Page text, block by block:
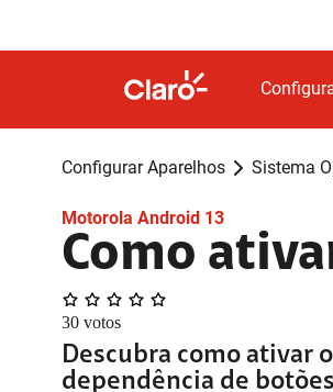
Configurar Aparelhos Sistema
Motorola Android 13
Como
30 votos
Descubra como ativar
dependência de